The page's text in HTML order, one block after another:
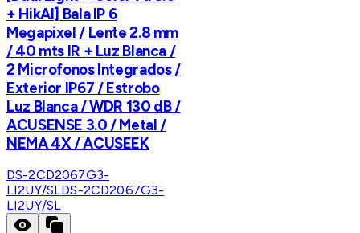
+ HikAI] Bala IP 6
Megapixel / Lente 2.8 mm
/ 40 mts IR + Luz Blanca /
2 Microfonos Integrados /
Exterior IP67 / Estrobo
Luz Blanca / WDR 130 dB /
ACUSENSE 3.0 / Metal /
NEMA 4X / ACUSEEK
DS-2CD2067G3-
LI2UY/SLDS-2CD2067G3-
LI2UY/SL